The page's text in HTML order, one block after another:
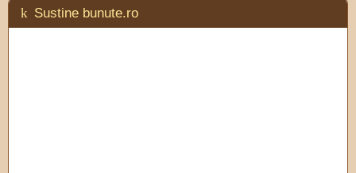
Sustine bunute.ro